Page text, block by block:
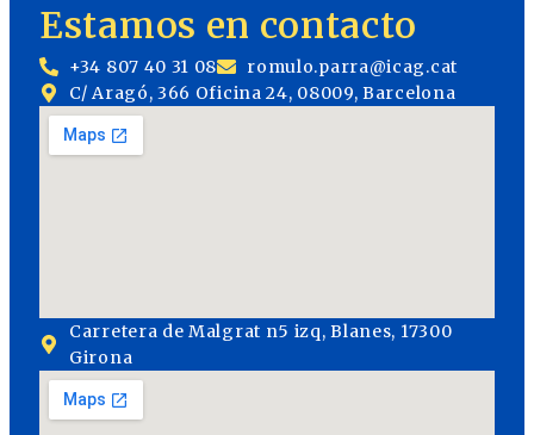
Estamos en contacto
+34 807 40 31 08
romulo.parra@icag.cat
C/ Aragó, 366 Oficina 24, 08009, Barcelona
Carretera de Malgrat n5 izq, Blanes, 17300
Girona